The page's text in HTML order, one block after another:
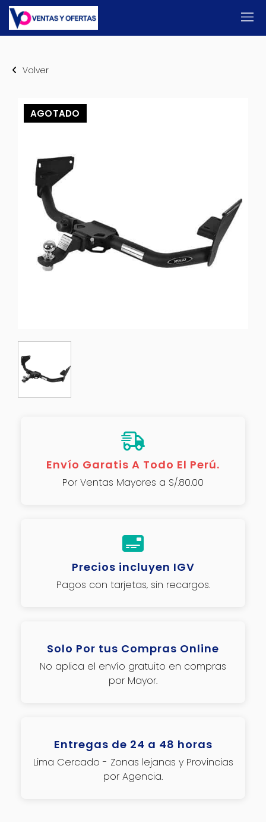
Volver
AGOTADO
Envío Garatis A Todo El Perú.
Por Ventas Mayores a S/.80.00
Precios incluyen IGV
Pagos con tarjetas, sin recargos.
Solo Por tus Compras Online
No aplica el envío gratuito en compras
por Mayor.
Entregas de 24 a 48 horas
Lima Cercado - Zonas lejanas y Provincias
por Agencia.